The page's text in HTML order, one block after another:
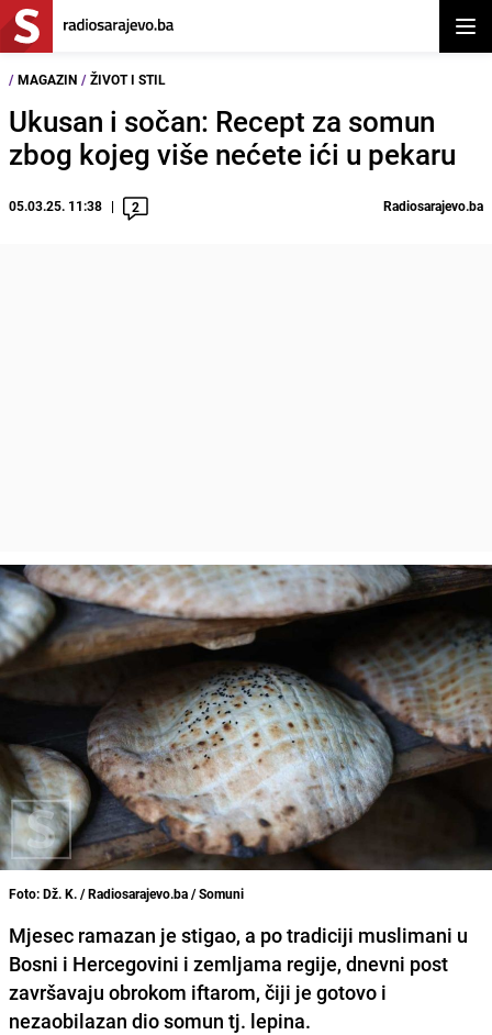
/ MAGAZIN / ŽIVOT I STIL
Ukusan i sočan: Recept za somun
zbog kojeg više nećete ići u pekaru
05.03.25. 11:38 2 Radiosarajevo.ba
Foto: Dž. K. / Radiosarajevo.ba / Somuni
Mjesec ramazan je stigao, a po tradiciji muslimani u
Bosni i Hercegovini i zemljama regije, dnevni post
završavaju obrokom iftarom, čiji je gotovo i
nezaobilazan dio somun tj. lepina.